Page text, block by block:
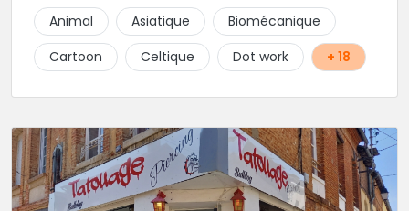
finesse dans ses traits. A ses côtés, ses acolytes Otis
& Scylla sauront donner vie a vos projets
personnalisés et s'épanouissent dans un style
mêlant japonais, cartoon et illustrations. Sur place et
sympathique !
Animal Asiatique
Biomécanique
Cartoon
Celtique Dot work + 18